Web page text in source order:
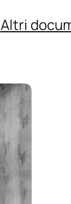
Altri